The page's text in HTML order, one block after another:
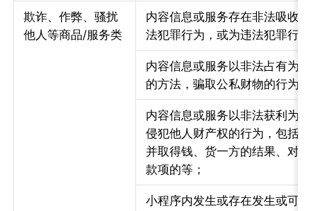
欺诈、作弊、骚扰
他人等商品/服务类
内容信息或服务存在非法吸收
法犯罪行为，或为违法犯罪行
内容信息或服务以非法占有为
的方法，骗取公私财物的行为；
内容信息或服务以非法获利为
侵犯他人财产权的行为，包括
并取得钱、货一方的结果、对
款项的等；
小程序内发生或存在发生或可